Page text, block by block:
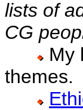
lists of
CG
My
themes.